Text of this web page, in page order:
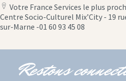
location
icon
Votre France Services le plus
Centre Socio-Culturel Mix’City - 19
sur-Marne -01 60 93 45 08
Restons